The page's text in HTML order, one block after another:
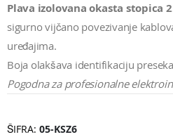
Plava izolovana okasta stopica
sigurno vijčano povezivanje
uređajima.
Boja olakšava identifikaciju
Pogodna za profesionalne
ŠIFRA 05-KSZ6